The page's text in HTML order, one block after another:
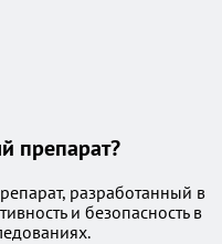
препарат?
разработанный в
и безопасность в